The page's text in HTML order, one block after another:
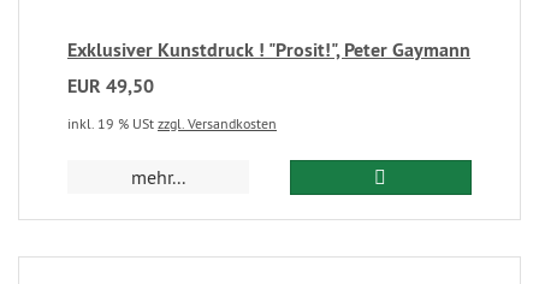
Exklusiver Kunstdruck ! "Prosit!", Peter Gaymann
EUR 49,50
inkl. 19 % USt zzgl. Versandkosten
mehr...